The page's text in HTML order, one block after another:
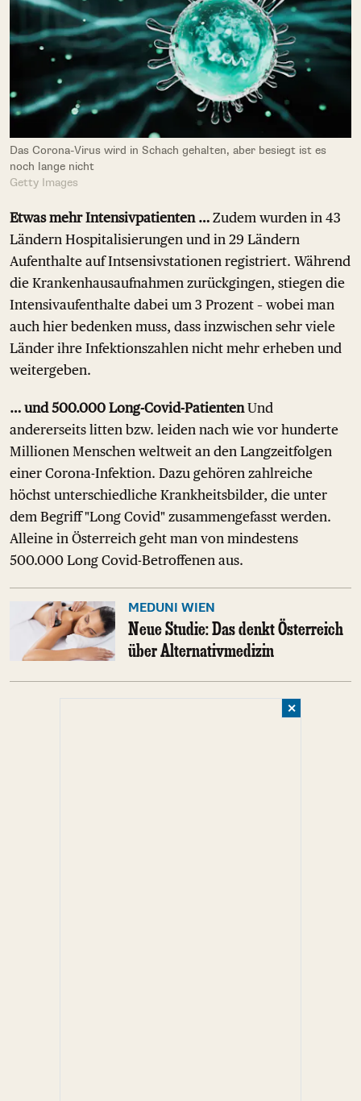
Das Corona-Virus wird in Schach gehalten, aber besiegt ist es
noch lange nicht
Getty Images
Etwas mehr Intensivpatienten … Zudem wurden in 43
Ländern Hospitalisierungen und in 29 Ländern
Aufenthalte auf Intsensivstationen registriert. Während
die Krankenhausaufnahmen zurückgingen, stiegen die
Intensivaufenthalte dabei um 3 Prozent – wobei man
auch hier bedenken muss, dass inzwischen sehr viele
Länder ihre Infektionszahlen nicht mehr erheben und
weitergeben.
… und 500.000 Long-Covid-PatientenUnd
andererseits litten bzw. leiden nach wie vor hunderte
Millionen Menschen weltweit an den Langzeitfolgen
einer Corona-Infektion. Dazu gehören zahlreiche
höchst unterschiedliche Krankheitsbilder, die unter
dem Begriff "Long Covid" zusammengefasst werden.
Alleine in Österreich geht man von mindestens
500.000 Long Covid-Betroffenen aus.
MEDUNI WIEN
Neue Studie: Das denkt Österreich
über Alternativmedizin
✕